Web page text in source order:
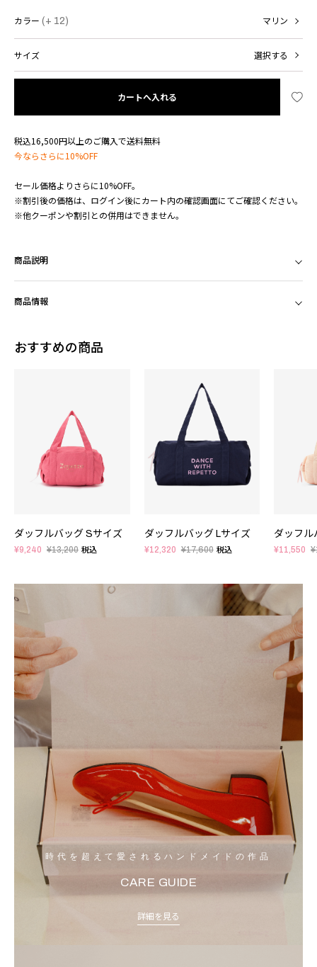
カラー (+ 12) マリン
サイズ 選択する
カートへ入れる
税込16,500円以上のご購入で送料無料
今ならさらに10%OFF
セール価格よりさらに10%OFF。
※割引後の価格は、ログイン後にカート内の確認画面にてご確認ください。
※他クーポンや割引との併用はできません。
商品説明
商品情報
おすすめの商品
ダッフルバッグ Sサイズ
¥9,240 ¥13,200 税込
ダッフルバッグ Lサイズ
¥12,320 ¥17,600 税込
ダッフル
¥11,550
時代を超えて愛されるハンドメイドの作品
CARE GUIDE
詳細を見る